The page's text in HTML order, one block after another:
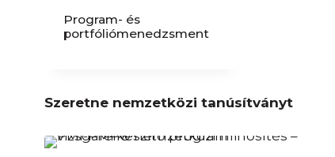
Program- és
portfóliómenedzsment
Szeretne nemzetközi tanúsítványt